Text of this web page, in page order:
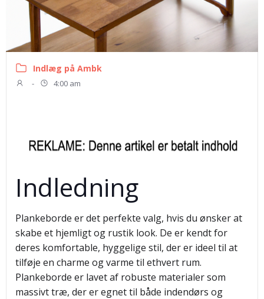
Indlæg på Ambk
- 4:00 am
Indledning
Plankeborde er det perfekte valg, hvis du ønsker at
skabe et hjemligt og rustik look. De er kendt for
deres komfortable, hyggelige stil, der er ideel til at
tilføje en charme og varme til ethvert rum.
Plankeborde er lavet af robuste materialer som
massivt træ, der er egnet til både indendørs og